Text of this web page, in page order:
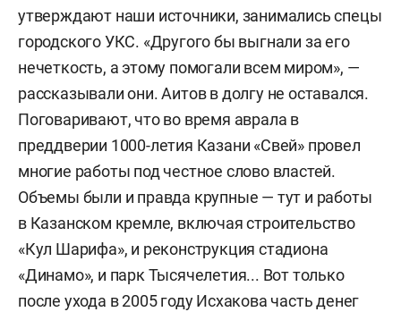
утверждают наши источники, занимались спецы
городского УКС. «Другого бы выгнали за его
нечеткость, а этому помогали всем миром», —
рассказывали они. Аитов в долгу не оставался.
Поговаривают, что во время аврала в
преддверии 1000-летия Казани «Свей» провел
многие работы под честное слово властей.
Объемы были и правда крупные — тут и работы
в Казанском кремле, включая строительство
«Кул Шарифа», и реконструкция стадиона
«Динамо», и парк Тысячелетия... Вот только
после ухода в 2005 году Исхакова часть денег